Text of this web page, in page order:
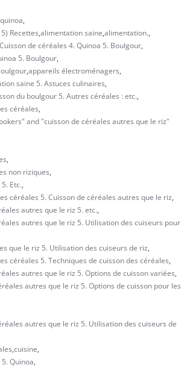
,
Recettes,alimentation saine,alimentation.,
de céréales 4. Quinoa 5. Boulgour,
5. Boulgour,
,appareils électroménagers,
saine 5. Astuces culinaires,
du boulgour 5. Autres céréales : etc.,
céréales,
and "cuisson de céréales autres que le riz"
,
non riziques,
Etc.,
céréales 5. Cuisson de céréales autres que le riz,
autres que le riz 5. etc.,
autres que le riz 5. Utilisation des cuiseurs pour
que le riz 5. Utilisation des cuiseurs de riz,
céréales 5. Techniques de cuisson des céréales,
autres que le riz 5. Options de cuisson variées,
autres que le riz 5. Options de cuisson pour les
autres que le riz 5. Utilisation des cuiseurs de
,cuisine,
Quinoa,